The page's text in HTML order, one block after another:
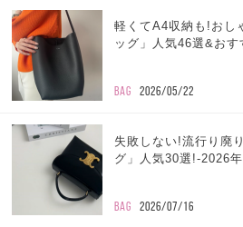
軽くてA4収納も!おし
ッグ」人気46選&お
BAG 2026/05/22
失敗しない!流行り廃
グ」人気30選!-2026
BAG 2026/07/16